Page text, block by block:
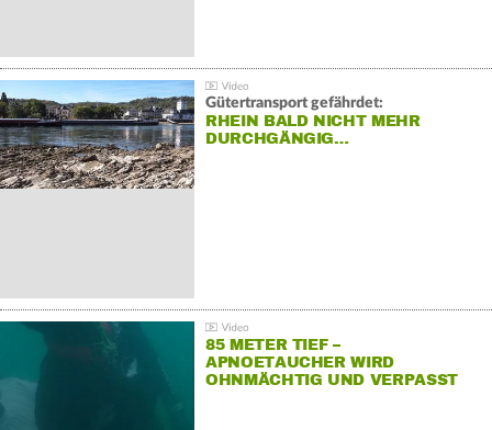
Gütertransport gefährdet:
RHEIN BALD NICHT MEHR
DURCHGÄNGIG…
85 METER TIEF –
APNOETAUCHER WIRD
OHNMÄCHTIG UND VERPASST